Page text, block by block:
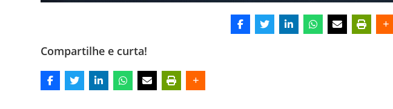
Compartilhe e curta!